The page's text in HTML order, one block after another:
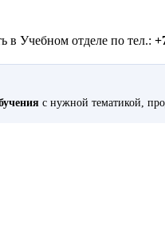
в Учебном отделе по тел.:
с нужной тематикой,